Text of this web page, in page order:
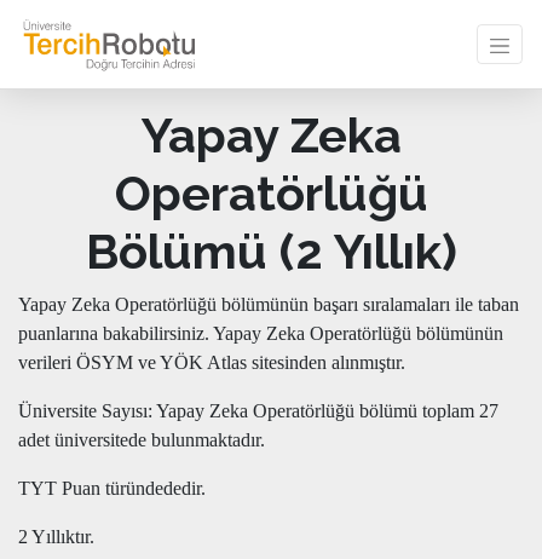
Yapay Zeka
Operatörlüğü
Bölümü (2 Yıllık)
Yapay Zeka Operatörlüğü bölümünün başarı sıralamaları ile taban
puanlarına bakabilirsiniz. Yapay Zeka Operatörlüğü bölümünün
verileri ÖSYM ve YÖK Atlas sitesinden alınmıştır.
Üniversite Sayısı: Yapay Zeka Operatörlüğü bölümü toplam 27
adet üniversitede bulunmaktadır.
TYT Puan türündededir.
2 Yıllıktır.